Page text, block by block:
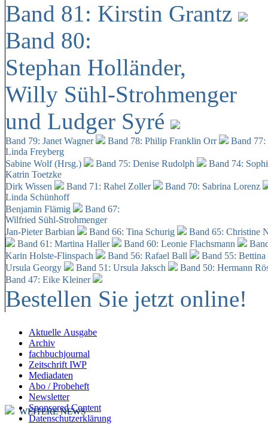
Band 81: Kirstin Grantz
Band 80:
Stephan Holländer,
Willy Sühl-Strohmenger
und Ludger Syré
Band 79: Janet Wagner Band 78: Philip Franklin Orr
Band
Linda Freyberg
Sabine Wolf (Hrsg.)
Band 75: Denise Rudolph
Band 74:
Katrin Toetzke
Dirk Wissen
Band 71: Rahel Zoller
Band 70: Sabrina Lorenz
Linda Schünhoff
Benjamin Flämig
Band 67:
Wilfried Sühl-Strohmenger
Jan-Pieter Barbian
Band 66: Tina Schurig
Band 65: Christine
Band 61: Martina Haller
Band 60: Leonie Flachsmann
Karin Holste-Flinspach
Band 56: Rafael Ball
Band 55:
Ursula Georgy
Band 51: Ursula Jaksch Band 50: Hermann
Band 47: Eike Kleiner
Bestellen Sie jetzt online!
Aktuelle Ausgabe
Archiv
fachbuchjournal
Zeitschrift IWP
Mediadaten
Abo / Probeheft
Newsletter
Sponsored Content
Datenschutzerklärung
WEITERE NEWS